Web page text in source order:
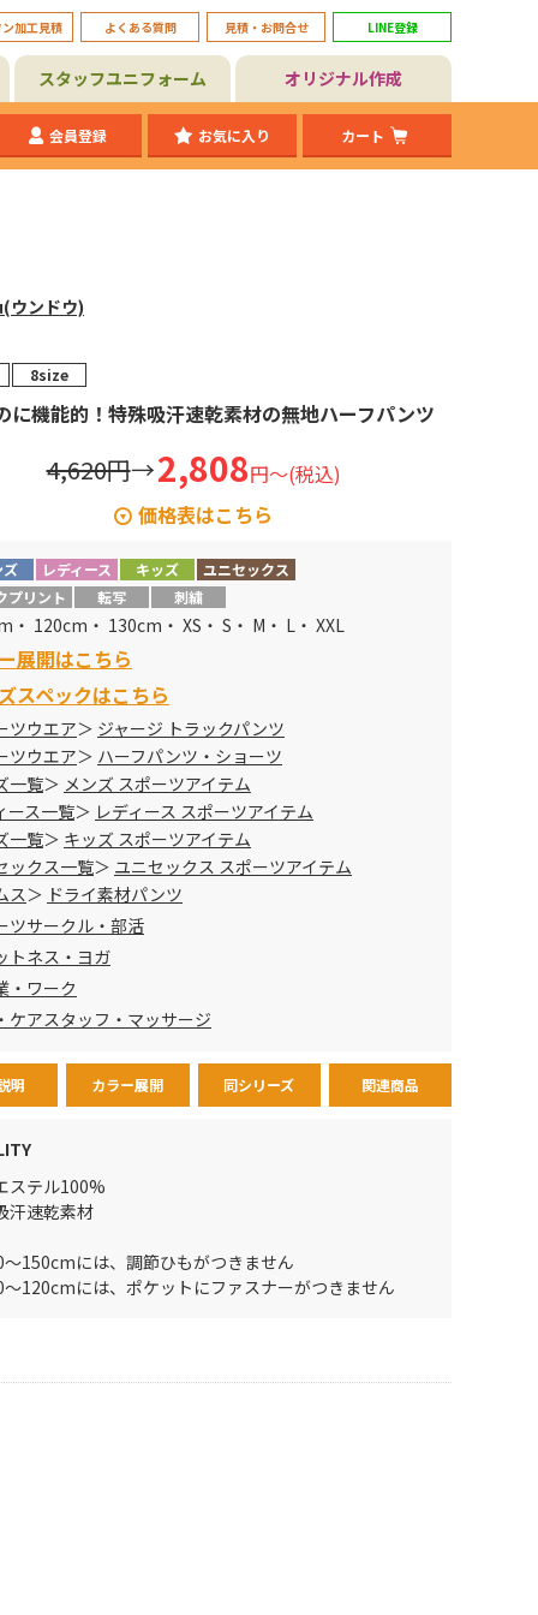
加工見積 よくある質問 見積・お問合せ LINE登録
スタッフユニフォーム オリジナル作成
会員登録 お気に入り カート
ンドウ)
8size
に機能的！特殊吸汗速乾素材の無地ハーフパンツ
4,620円→2,808円～(税込)
価格表はこちら
110cm～150cm 4,290円→ 2,808円
XS～XXL 4,620円→ 3,024円
ズ レディース キッズ
ユニセックス
プリント
転写 刺繍
・ 120cm・ 130cm・ XS・ S・ M・ L・ XXL
展開はこちら
スペックはこちら
ツウエア
ジャージ トラックパンツ
ツウエア
ハーフパンツ・ショーツ
一覧
メンズ スポーツアイテム
ース一覧
レディース スポーツアイテム
一覧
キッズ スポーツアイテム
ックス一覧
ユニセックス スポーツアイテム
ス
ドライ素材パンツ
ツサークル・部活
トネス・ヨガ
・ワーク
ケアスタッフ・マッサージ
明 カラー展開 同シリーズ 関連商品
ステル100%
汗速乾素材
150cmには、調節ひもがつきません
120cmには、ポケットにファスナーがつきません